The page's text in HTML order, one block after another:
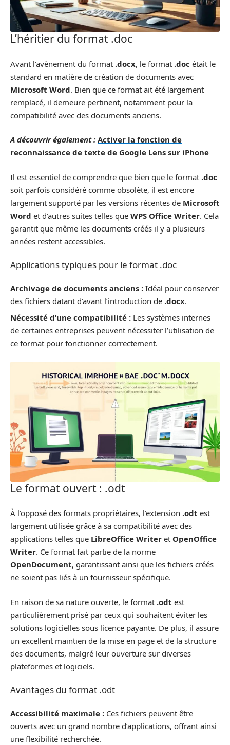
L’héritier du format .doc
Avant l’avènement du format .docx, le format .doc était le
standard en matière de création de documents avec
Microsoft Word. Bien que ce format ait été largement
remplacé, il demeure pertinent, notamment pour la
compatibilité avec des documents anciens.
A découvrir également : Activer la fonction de
reconnaissance de texte de Google Lens sur iPhone
Il est essentiel de comprendre que bien que le format .doc
soit parfois considéré comme obsolète, il est encore
largement supporté par les versions récentes de Microsoft
Word et d’autres suites telles que WPS Office Writer. Cela
garantit que même les documents créés il y a plusieurs
années restent accessibles.
Applications typiques pour le format .doc
Archivage de documents anciens : Idéal pour conserver
des fichiers datant d’avant l’introduction de .docx.
Nécessité d’une compatibilité : Les systèmes internes
de certaines entreprises peuvent nécessiter l’utilisation de
ce format pour fonctionner correctement.
Le format ouvert : .odt
À l’opposé des formats propriétaires, l’extension .odt est
largement utilisée grâce à sa compatibilité avec des
applications telles que LibreOffice Writer et OpenOffice
Writer. Ce format fait partie de la norme
OpenDocument, garantissant ainsi que les fichiers créés
ne soient pas liés à un fournisseur spécifique.
En raison de sa nature ouverte, le format .odt est
particulièrement prisé par ceux qui souhaitent éviter les
solutions logicielles sous licence payante. De plus, il assure
un excellent maintien de la mise en page et de la structure
des documents, malgré leur ouverture sur diverses
plateformes et logiciels.
Avantages du format .odt
Accessibilité maximale : Ces fichiers peuvent être
ouverts avec un grand nombre d’applications, offrant ainsi
une flexibilité recherchée.